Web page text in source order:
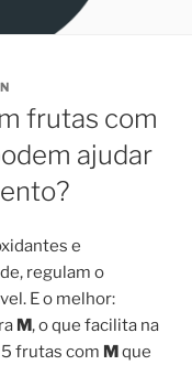
frutas com
ajudar
e
regulam o
E o melhor:
M, o que facilita na
frutas com Mque